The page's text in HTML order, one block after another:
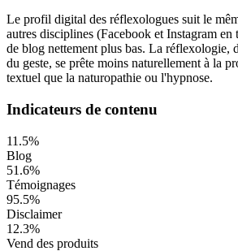
Le profil digital des réflexologues suit le
autres disciplines (Facebook et Instagram en
de blog nettement plus bas. La réflexologie,
du geste, se prête moins naturellement à la
textuel que la naturopathie ou l'hypnose.
Indicateurs de contenu
11.5%
Blog
51.6%
Témoignages
95.5%
Disclaimer
12.3%
Vend des produits